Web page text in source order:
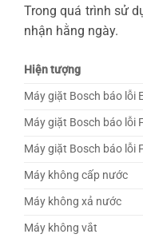
Trong quá trình sử
nhận hằng ngày.
Hiện tượng
Máy giặt Bosch báo lỗi
Máy giặt Bosch báo lỗi
Máy giặt Bosch báo lỗi
Máy không cấp nước
Máy không xả nước
Máy không vắt